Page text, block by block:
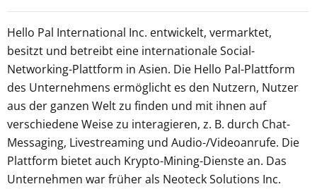
Hello Pal International Inc. entwickelt, vermarktet,
besitzt und betreibt eine internationale Social-
Networking-Plattform in Asien. Die Hello Pal-Plattform
des Unternehmens ermöglicht es den Nutzern, Nutzer
aus der ganzen Welt zu finden und mit ihnen auf
verschiedene Weise zu interagieren, z. B. durch Chat-
Messaging, Livestreaming und Audio-/Videoanrufe. Die
Plattform bietet auch Krypto-Mining-Dienste an. Das
Unternehmen war früher als Neoteck Solutions Inc.